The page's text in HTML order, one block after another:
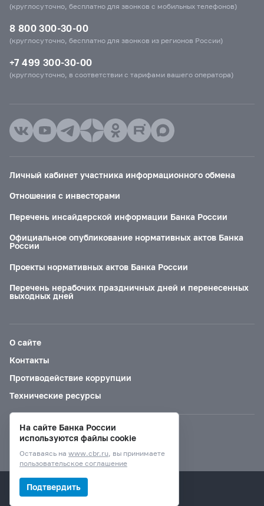
(круглосуточно, бесплатно для звонков с мобильных телефонов)
8 800 300-30-00
(круглосуточно, бесплатно для звонков из регионов России)
+7 499 300-30-00
(круглосуточно, в соответствии с тарифами вашего оператора)
Личный кабинет участника информационного обмена
Отношения с инвесторами
Перечень инсайдерской информации Банка России
Официальное опубликование нормативных актов Банка
России
Проекты нормативных актов Банка России
Перечень нерабочих праздничных дней и перенесенных
выходных дней
О сайте
Контакты
Противодействие коррупции
Технические ресурсы
Версия для слабовидящих
© Банк России, 2000–2026.
На сайте Банка России
используются файлы cookie
Оставаясь на www.cbr.ru, вы принимаете
пользовательское соглашение
Подтвердить